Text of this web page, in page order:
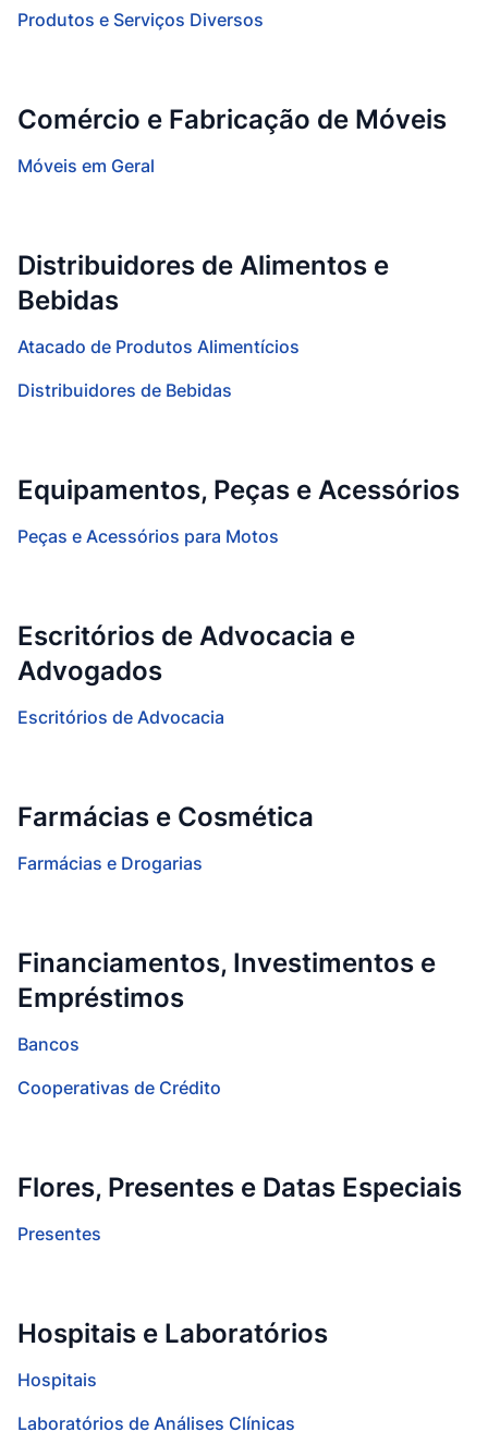
Produtos e Serviços Diversos
Comércio e Fabricação de Móveis
Móveis em Geral
Distribuidores de Alimentos e
Bebidas
Atacado de Produtos Alimentícios
Distribuidores de Bebidas
Equipamentos, Peças e Acessórios
Peças e Acessórios para Motos
Escritórios de Advocacia e
Advogados
Escritórios de Advocacia
Farmácias e Cosmética
Farmácias e Drogarias
Financiamentos, Investimentos e
Empréstimos
Bancos
Cooperativas de Crédito
Flores, Presentes e Datas Especiais
Presentes
Hospitais e Laboratórios
Hospitais
Laboratórios de Análises Clínicas